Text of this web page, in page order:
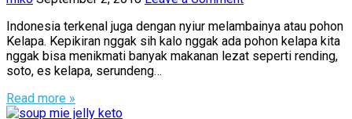
Indonesia terkenal juga dengan nyiur melambainya atau pohon
Kelapa. Kepikiran nggak sih kalo nggak ada pohon kelapa kita
nggak bisa menikmati banyak makanan lezat seperti rending,
soto, es kelapa, serundeng…
Read more »